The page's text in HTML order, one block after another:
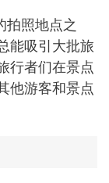
拍照地点之
能吸引大批旅
行者们在景点
他游客和景点